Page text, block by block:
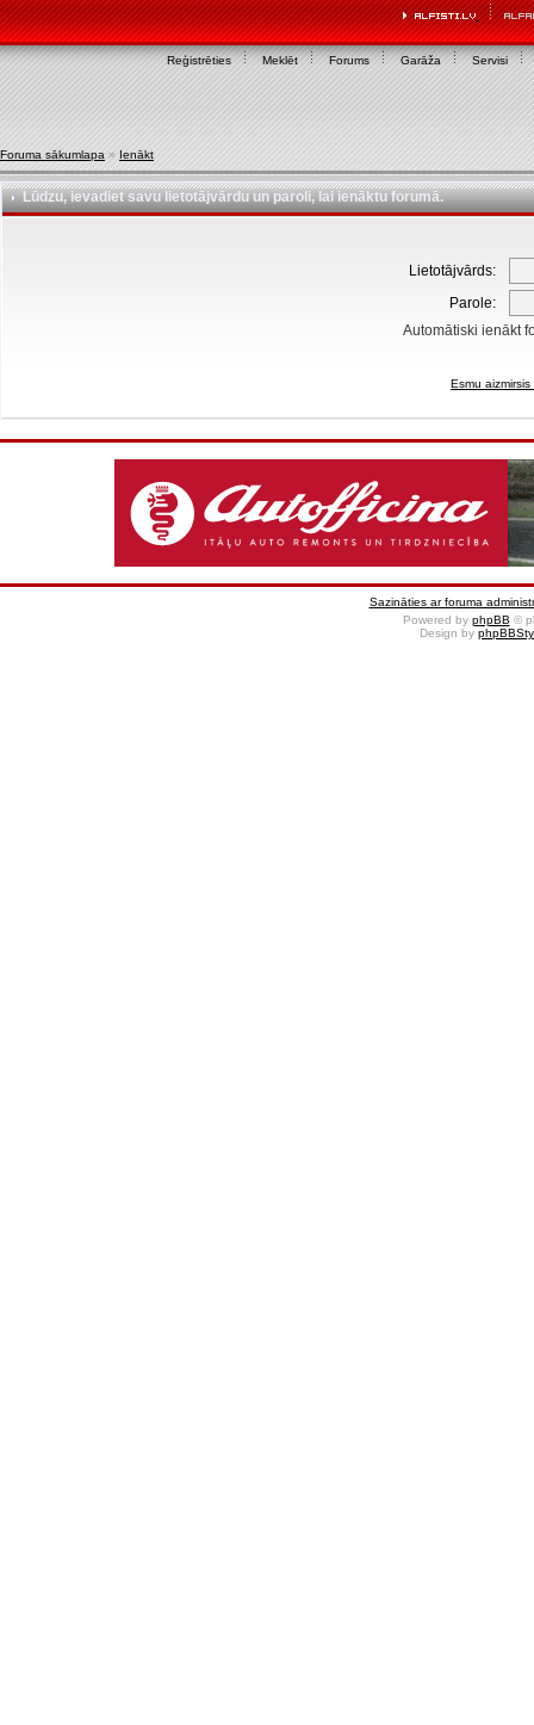
Reģistrēties Meklēt Forums Garāža Servisi
Foruma sākumlapa » Ienākt
Lūdzu, ievadiet savu lietotājvārdu un paroli, lai ienāktu forumā.
Lietotājvārds:
Parole:
Automātiski ienākt
Esmu
Sazināties ar foruma
Powered by phpBB ©
Design by